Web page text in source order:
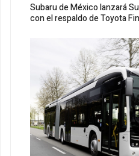
Subaru de México lanzará
con el respaldo de Toyota